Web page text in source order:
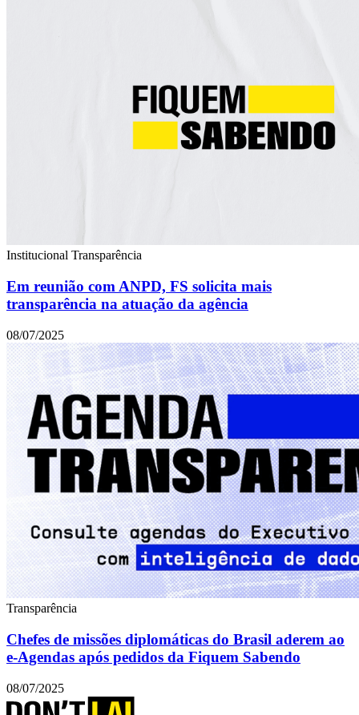
Institucional Transparência
Em reunião com ANPD, FS solicita mais
transparência na atuação da agência
08/07/2025
Transparência
Chefes de missões diplomáticas do Brasil aderem ao
e-Agendas após pedidos da Fiquem Sabendo
08/07/2025